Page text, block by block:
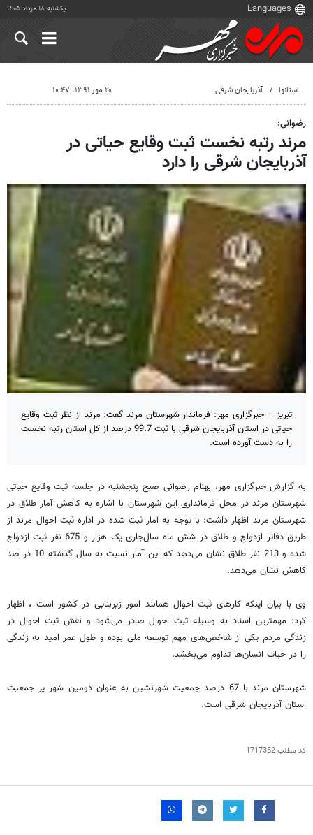
یکشنبه ۱۸ مرداد ۱۴۰۵
استانها آذربایجان شرقی ۲۰ مهر ۱۳۹۱، ۱۰:۴۷
رضوانی:
مرند رتبه نخست ثبت وقایع حیاتی در
آذربایجان شرقی را دارد
تبریز – خبرگزاری مهر: فرماندار شهرستان مرند گفت: مرند از نظر ثبت وقایع
حیاتی در استان آذربایجان شرقی با ثبت 99.7 درصد از کل استان رتبه نخست
را به دست آورده است.
به گزارش خبرگزاری مهر، بهنام رضوانی صبح پنجشنبه در جلسه ثبت وقایع حیاتی
شهرستان مرند در محل فرمانداری این شهرستان با اشاره به کاهش آمار طلاق در
شهرستان مرند اظهار داشت: با توجه به آمار ثبت شده در اداره ثبت احوال مرند از
طریق دفاتر ازدواج و طلاق در شش ماه سال‌جاری یک هزار و 675 نفر ثبت ازدواج
شده و 213 نفر طلاق نشان می‌دهد که این آمار نسبت به سال گذشته 10 در صد
کاهش نشان می‌دهد.
وی با بیان اینکه کارهای ثبت احوال همانند امور زیربنایی در کشور است ، اظهار
کرد: مهمترین اسناد به وسیله ثبت احوال صادر می‌شود و نقش ثبت احوال در
زندگی مردم یکی از شاخص‌های مهم توسعه ملی بوده و طول عمر امید به زندگی
را در حیات انسان‌ها تداوم می‌بخشد.
شهرستان مرند با 67 درصد جمعیت شهرنشین به عنوان دومین شهر پر جمعیت
استان آذربایجان شرقی است.
کد مطلب1717352